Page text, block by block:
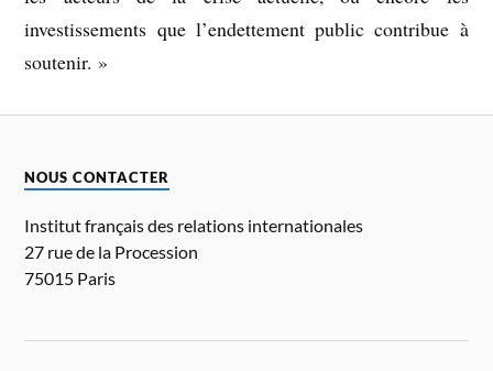
investissements que l’endettement public contribue à
soutenir. »
NOUS CONTACTER
Institut français des relations internationales
27 rue de la Procession
75015 Paris